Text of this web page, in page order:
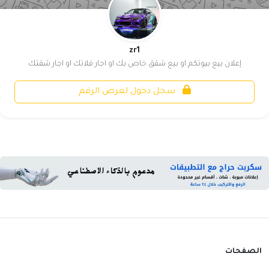
zr1
إعلان بيع بيوتكم او بيع شقق خاص بك او اجار فلاتك او اجار شقتك
سجل دخول لعرض الرقم
الصفحات